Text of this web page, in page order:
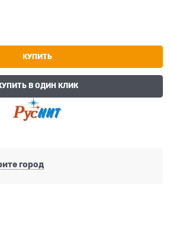
КУПИТЬ
В ОДИН КЛИК
город